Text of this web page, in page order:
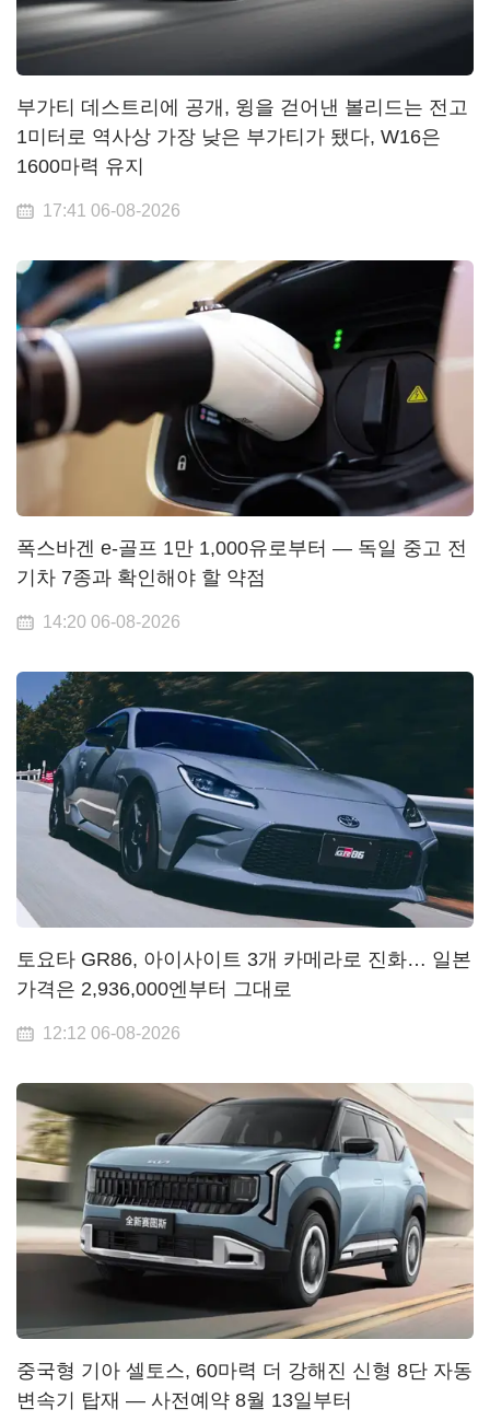
부가티 데스트리에 공개, 윙을 걷어낸 볼리드는 전고
1미터로 역사상 가장 낮은 부가티가 됐다, W16은
1600마력 유지
17:41 06-08-2026
폭스바겐 e-골프 1만 1,000유로부터 — 독일 중고 전
기차 7종과 확인해야 할 약점
14:20 06-08-2026
토요타 GR86, 아이사이트 3개 카메라로 진화… 일본
가격은 2,936,000엔부터 그대로
12:12 06-08-2026
중국형 기아 셀토스, 60마력 더 강해진 신형 8단 자동
변속기 탑재 — 사전예약 8월 13일부터